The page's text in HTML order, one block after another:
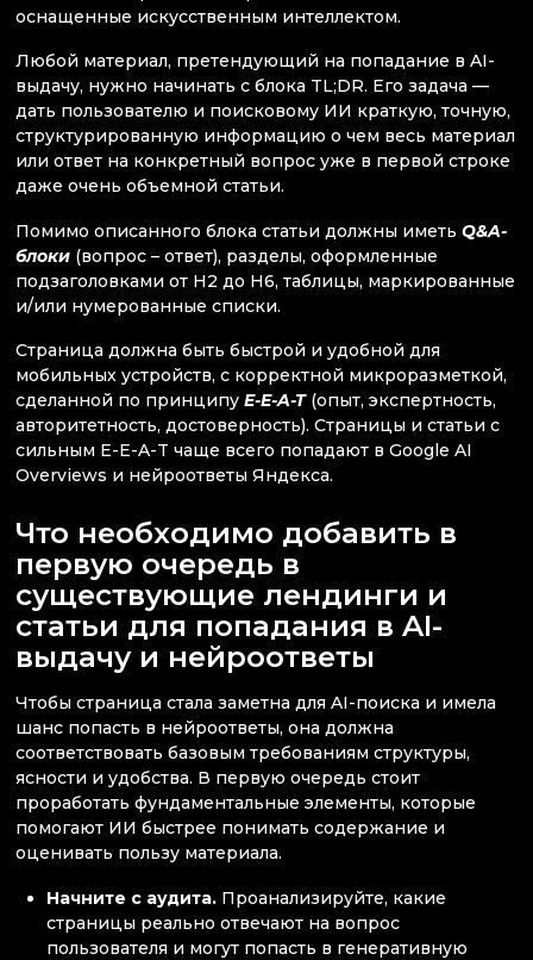
оснащенные искусственным интеллектом.
Любой материал, претендующий на попадание в AI-
выдачу, нужно начинать с блока TL;DR. Его задача —
дать пользователю и поисковому ИИ краткую, точную,
структурированную информацию о чем весь материал
или ответ на конкретный вопрос уже в первой строке
даже очень объемной статьи.
Помимо описанного блока статьи должны иметь Q&A-
блоки (вопрос – ответ), разделы, оформленные
подзаголовками от H2 до H6, таблицы, маркированные
и/или нумерованные списки.
Страница должна быть быстрой и удобной для
мобильных устройств, с корректной микроразметкой,
сделанной по принципу E-E-A-T(опыт, экспертность,
авторитетность, достоверность). Страницы и статьи с
сильным E-E-A-T чаще всего попадают в Google AI
Overviews и нейроответы Яндекса.
Что необходимо добавить в
первую очередь в
существующие лендинги и
статьи для попадания в AI-
выдачу и нейроответы
Чтобы страница стала заметна для AI-поиска и имела
шанс попасть в нейроответы, она должна
соответствовать базовым требованиям структуры,
ясности и удобства. В первую очередь стоит
проработать фундаментальные элементы, которые
помогают ИИ быстрее понимать содержание и
оценивать пользу материала.
Начните с аудита. Проанализируйте, какие
страницы реально отвечают на вопрос
пользователя и могут попасть в генеративную